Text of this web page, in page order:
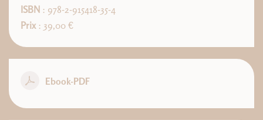
ISBN : 978-2-915418-35-4
Prix : 39,00 €
Ebook-PDF